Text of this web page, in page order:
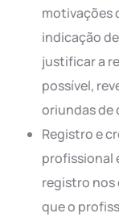
motivações
indicação
justificar a
possível,
oriundas de
Registro e
profissional
registro nos
que o